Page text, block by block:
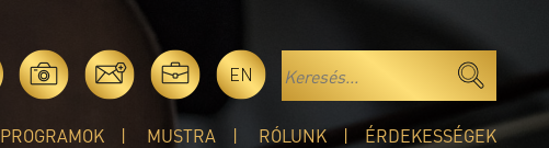
EN
PROGRAMOK MUSTRA RÓLUNK ÉRDEKESSÉGEK